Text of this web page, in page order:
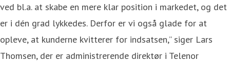
ved bl.a. at skabe en mere klar position i markedet, og det
er i dén grad lykkedes. Derfor er vi også glade for at
opleve, at kunderne kvitterer for indsatsen,” siger Lars
Thomsen, der er administrerende direktør i Telenor